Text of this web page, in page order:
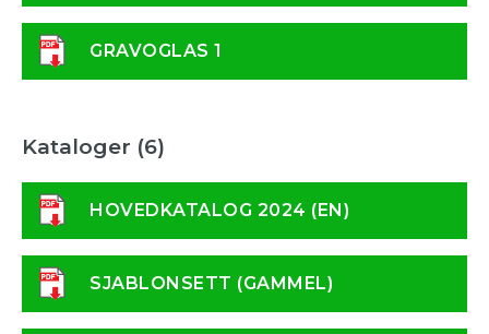
GRAVOGLAS 1
Kataloger (6)
HOVEDKATALOG 2024 (EN)
SJABLONSETT (GAMMEL)